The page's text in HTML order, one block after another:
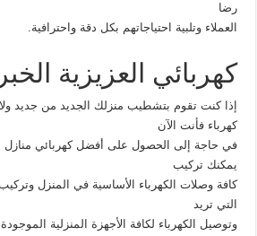
رضا
العملاء وتلبية احتياجاتهم بكل دقة واحترافية.
كهربائي العزيزية الخبر
إذا كنت تقوم بتشطيب منزلك الجديد من جديد
كهرباء فأنت الآن
في حاجة إلى الحصول على أفضل كهربائي منازل
يمكنك تركيب
كافة وصلات الكهرباء الأساسية في المنزل
التي تريد
وتوصيل الكهرباء لكافة الأجهزة المنزلية